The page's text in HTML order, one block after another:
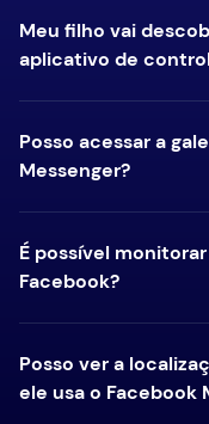
Meu filho vai
aplicativo de
Posso acessar a
Messenger?
É possível
Facebook?
Posso ver a
ele usa o Facebook